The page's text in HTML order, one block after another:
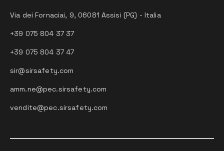
Via dei Fornaciai, 9, 06081 Assisi (PG) - Italia
+39 075 804 37 37
+39 075 804 37 47
sir@sirsafety.com
amm.ne@pec.sirsafety.com
vendite@pec.sirsafety.com